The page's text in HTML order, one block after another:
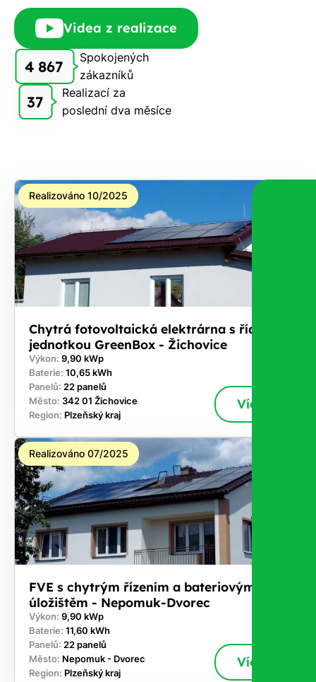
Rádi
Vám
zdarma
pošleme,
na co
máte
nárok.
a nic Vás
to
nestojí.
Videa z realizace
4 867
Spokojených
zákazníků
37
Realizací za
poslední dva měsíce
Realizováno 10/2025
Chytrá fotovoltaická elektrárna s řídicí
jednotkou GreenBox - Žichovice
Výkon: 9,90 kWp
Baterie: 10,65 kWh
Panelů: 22 panelů
Město: 342 01 Žichovice
Region: Plzeňský kraj
Více
Realizováno 07/2025
FVE s chytrým řízením a bateriovým
úložištěm - Nepomuk-Dvorec
Výkon: 9,90 kWp
Baterie: 11,60 kWh
Panelů: 22 panelů
Město: Nepomuk - Dvorec
Region: Plzeňský kraj
Více